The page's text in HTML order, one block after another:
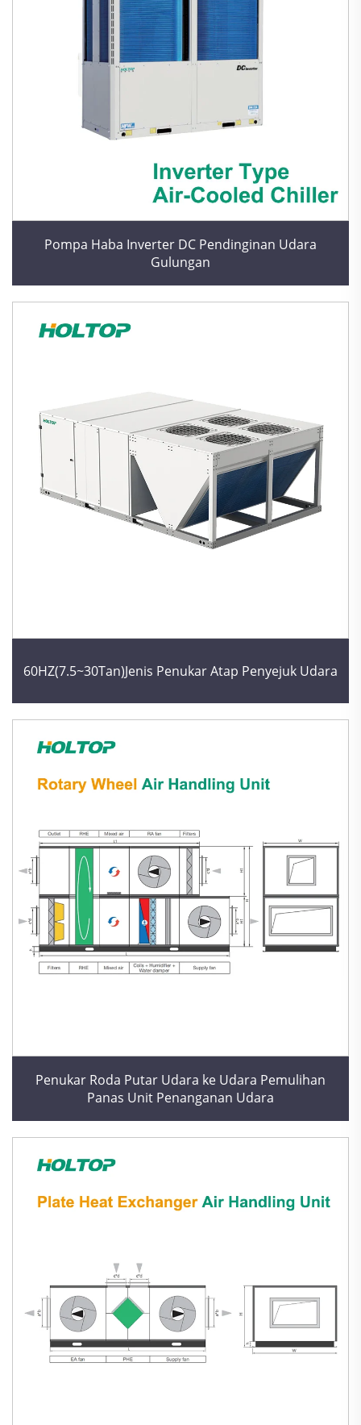
Pompa Haba Inverter DC Pendinginan Udara
Gulungan
60HZ(7.5~30Tan)Jenis Penukar Atap Penyejuk Udara
Penukar Roda Putar Udara ke Udara Pemulihan
Panas Unit Penanganan Udara